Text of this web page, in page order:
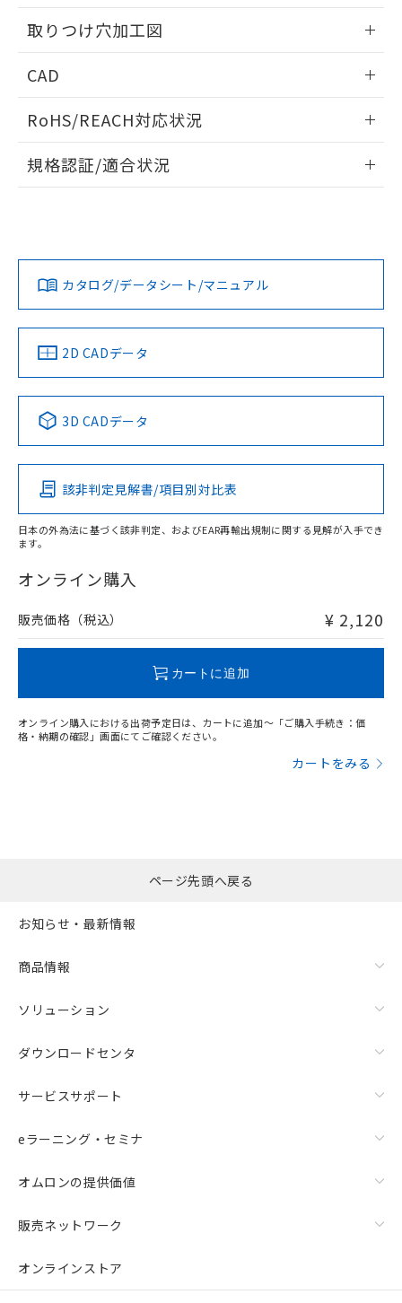
取りつけ穴加工図
CAD
ドすることができます。
ログイン/会員登録
ダウンロードデータをご利用いただく前に、以下を必ずお読
みください。
ソフトウェアの使用条件
RoHS/REACH対応状況
EU RoHS 注意事項・凡例
対応済み
中国 RoHS 注意事項・凡例
Pb Hg Cd Cr(VI)
O
在庫等で未対応品が混在する可能性があります。
問い合わせください。
規格認証/適合状況
カタログ/データシート/マニュアル
2D CADデータ
3D CADデータ
該非判定見解書/項目別対比表
日本の外為法に基づく該非判定、およびEAR再輸出規制に関する見解が入手でき
ます。
オンライン購入
販売価格（税込） ¥ 2,120
カートに追加
オンライン購入における出荷予定日は、カートに追加～「ご購入手続き：価
格・納期の確認」画面にてご確認ください。
カートをみる
の共同利用に関して"
用者の範囲」に記載されている法人を
EU RoHS指令（10物質）の非含有証明書
51物質の非含有証明書（当社基準）
※本証明書は発行日時点で非含有を証明す
物質の対応では、対応完了までの期間は出
荷製品に未対応品が混在することから備考
欄に対応日を記載しておりました。
既に当社にて対応品への在庫切替を完了
ページ先頭へ戻る
お知らせ・最新情報
商品情報
ソリューション
ダウンロードセンタ
サービスサポート
eラーニング・セミナ
オムロンの提供価値
販売ネットワーク
オンラインストア